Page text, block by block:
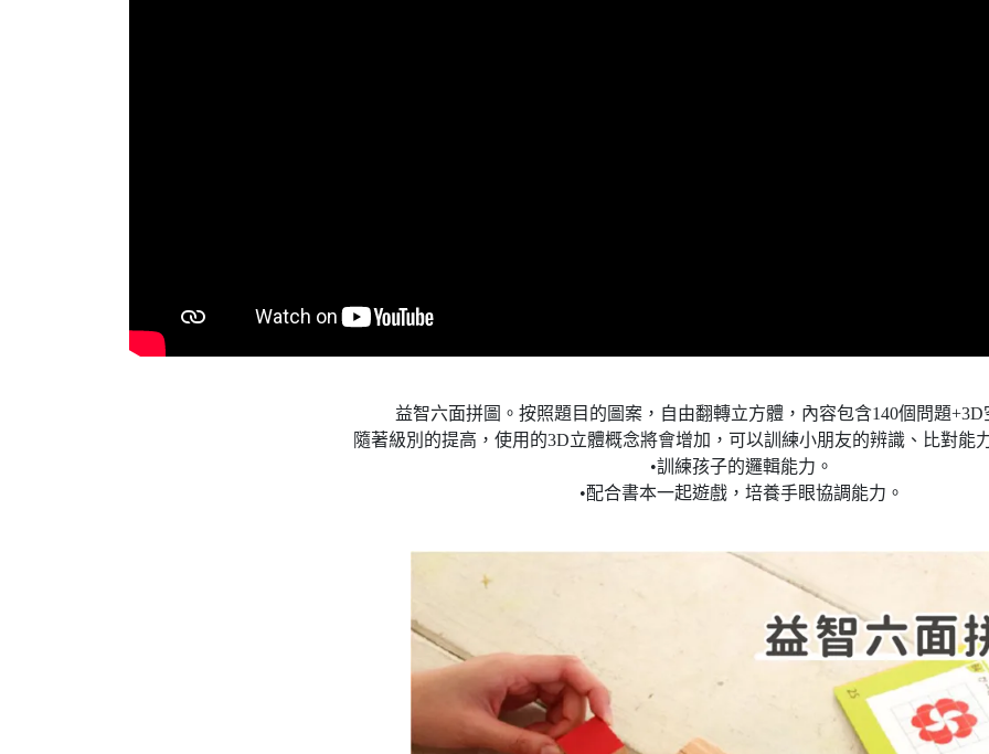
益智六面拼圖。按照題目的圖案，自由翻轉立方體，內容包含140個問題
隨著級別的提高，使用的3D立體概念將會增加，可以訓練小朋友的辨識、比對能
•訓練孩子的邏輯能力。
•配合書本一起遊戲，培養手眼協調能力。